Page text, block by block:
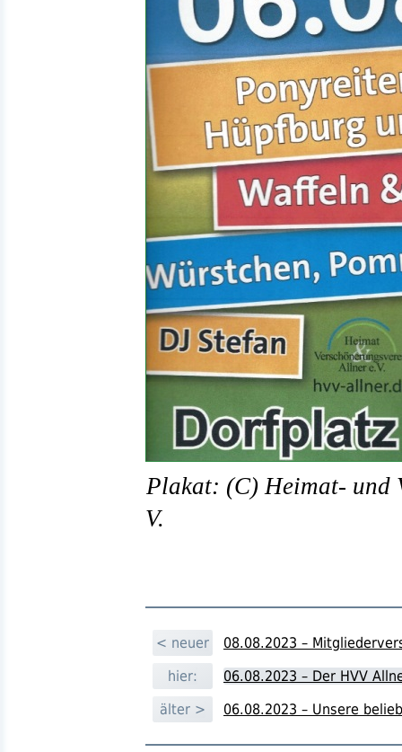
Plakat: (C) Heimat- und
V.
< neuer
08.08.2023 –
hier:
06.08.2023 – Der HVV
älter >
06.08.2023 – Unsere